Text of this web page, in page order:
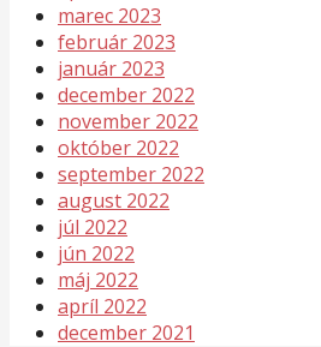
marec 2023
február 2023
január 2023
december 2022
november 2022
október 2022
september 2022
august 2022
júl 2022
jún 2022
máj 2022
apríl 2022
december 2021